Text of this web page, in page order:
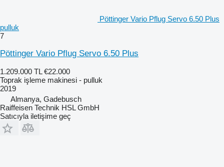
Pöttinger Vario Pflug Servo 6.50 Plus
pulluk
7
Pöttinger Vario Pflug Servo 6.50 Plus
1.209.000 TL €22.000
Toprak işleme makinesi - pulluk
2019
Almanya, Gadebusch
Raiffeisen Technik HSL GmbH
Satıcıyla iletişime geç